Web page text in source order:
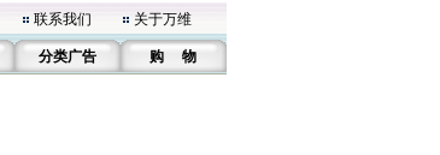
联系我们 关于万维
分类广告 购 物